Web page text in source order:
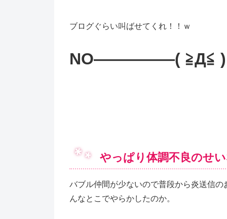
ブログぐらい叫ばせてくれ！！ｗ
NO―――――( ≧Д≦
やっぱり体調不良のせ
バブル仲間が少ないので普段から炎送信
んなとこでやらかしたのか。